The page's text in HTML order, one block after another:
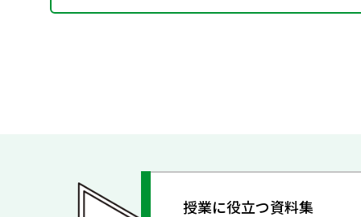
授業に役立つ資料集